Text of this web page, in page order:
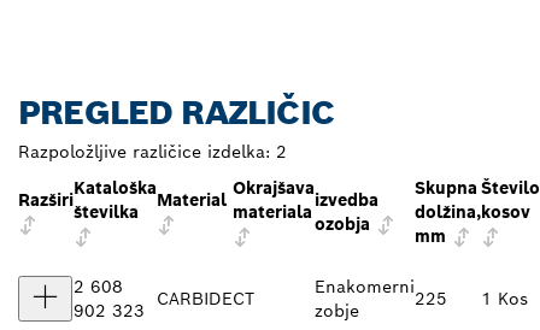
PREGLED RAZLIČIC
Razpoložljive različice izdelka: 2
Razširi
Kataloška
številka
Material
Okrajšava
materiala
izvedba
ozobja
Skupna
dolžina,
mm
Število
kosov
2 608
902 323
CARBIDECT
Enakomerni
zobje
225 1 Kos